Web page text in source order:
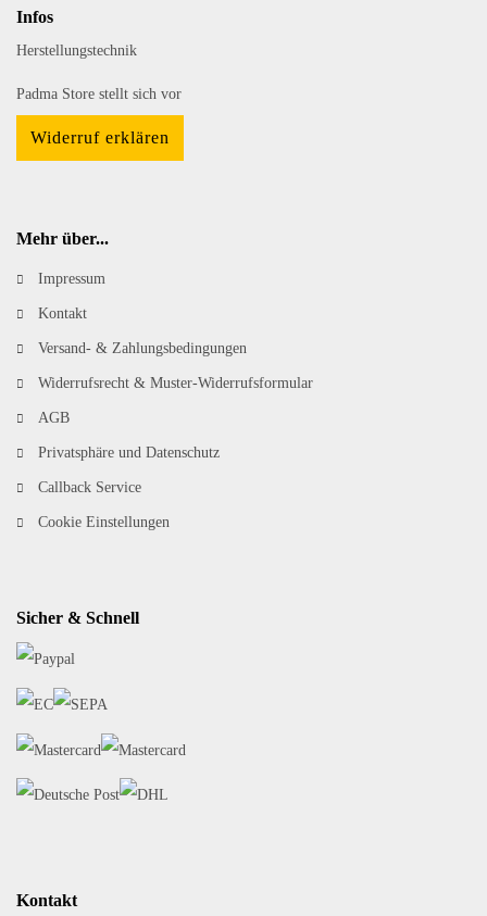
Infos
Herstellungstechnik
Padma Store stellt sich vor
Widerruf erklären
Mehr über...
Impressum
Kontakt
Versand- & Zahlungsbedingungen
Widerrufsrecht & Muster-Widerrufsformular
AGB
Privatsphäre und Datenschutz
Callback Service
Cookie Einstellungen
Sicher & Schnell
Kontakt